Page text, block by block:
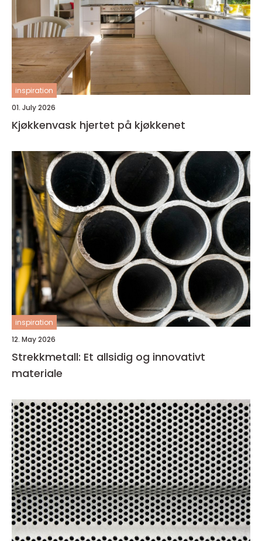
inspiration
01. July 2026
Kjøkkenvask hjertet på kjøkkenet
inspiration
12. May 2026
Strekkmetall: Et allsidig og innovativt
materiale